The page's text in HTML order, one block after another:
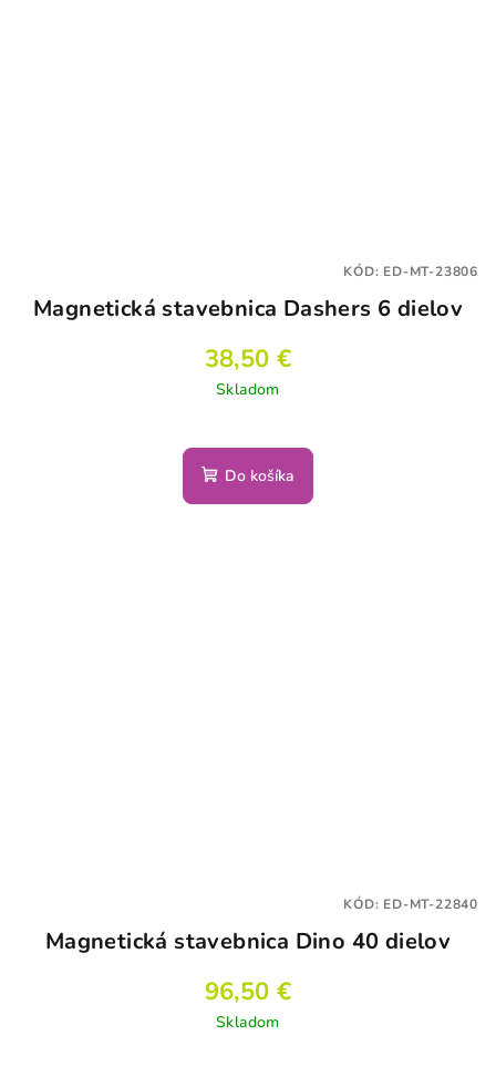
Magnetická stavebnica Dashers 6 dielov
38,50 €
Skladom
Do košíka
KÓD: ED-MT-23806
Magnetická stavebnica Dino 40 dielov
96,50 €
Skladom
KÓD: ED-MT-22840